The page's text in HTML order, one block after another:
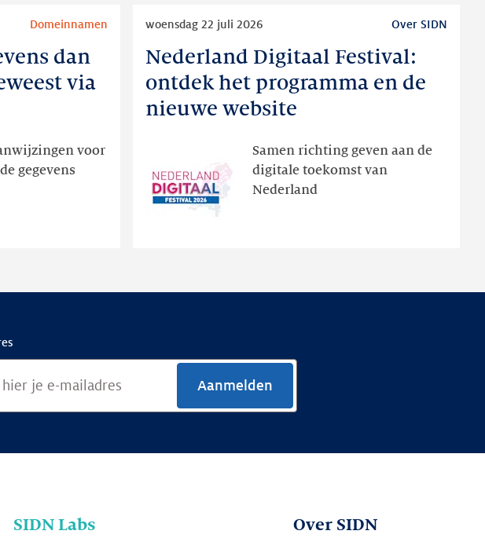
dan
via
Domeinnamen
voor
gegevens
Nederland Digitaal Festival:
ontdek het programma en de
nieuwe website
woensdag 22 juli 2026 Over SIDN
Samen richting geven aan de
digitale toekomst van
Nederland
Nederland
Festival:
ontdek
Aanmelden
SIDN Labs Over SIDN